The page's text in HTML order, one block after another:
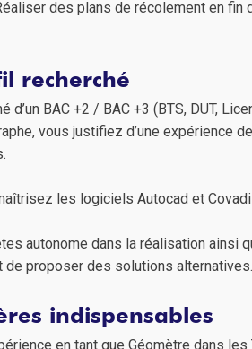
des plans de récolement en fin
recherché
d’un BAC +2 / BAC +3 (BTS, DUT,
vous justifiez d’une expérience
les logiciels Autocad et
autonome dans la réalisation ainsi
de proposer des solutions alternatives.
indispensables
en tant que Géomètre dans les